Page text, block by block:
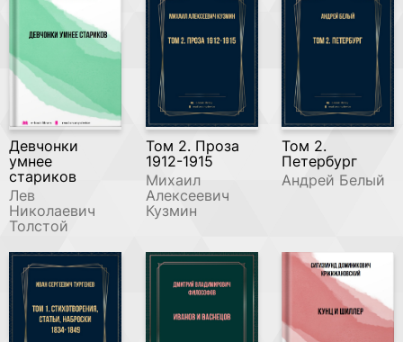
Девчонки
умнее
стариков
Лев
Николаевич
Толстой
Том 2. Проза
1912-1915
Михаил
Алексеевич
Кузмин
Том 2.
Петербург
Андрей Белый